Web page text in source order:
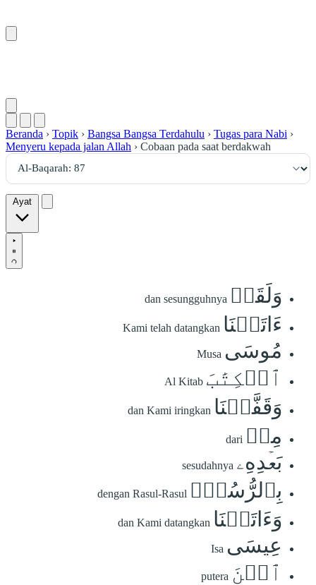
Beranda › Topik › Bangsa Bangsa Terdahulu › Tugas para Nabi ›
Menyeru kepada jalan Allah › Cobaan pada saat berdakwah
Ayat
وَلَقَدۡ dan sesungguhnya
ءَاتَيۡنَا Kami telah datangkan
مُوسَى Musa
ٱلۡكِتَٰبَ Al Kitab
وَقَفَّيۡنَا dan Kami iringkan
مِنۢ dari
بَعۡدِهِۦ sesudahnya
بِٱلرُّسُلِۖ dengan Rasul-Rasul
وَءَاتَيۡنَا dan Kami datangkan
عِيسَى Isa
ٱبۡنَ putera